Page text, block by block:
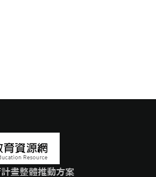
畫整體推動方案